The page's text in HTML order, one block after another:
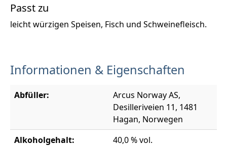
Passt zu
leicht würzigen Speisen, Fisch und Schweinefleisch.
Informationen & Eigenschaften
Abfüller:
Arcus Norway AS,
Desilleriveien 11, 1481
Hagan, Norwegen
Alkoholgehalt:
40,0 % vol.